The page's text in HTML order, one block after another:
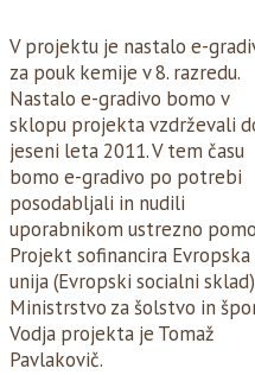
V projektu je nastalo e-
za pouk kemije v 8. razredu.
Nastalo e-gradivo bomo v
sklopu projekta vzdrževali
jeseni leta 2011. V tem času
bomo e-gradivo po potrebi
posodabljali in nudili
uporabnikom ustrezno
Projekt sofinancira Evropska
unija (Evropski socialni
Ministrstvo za šolstvo in
Vodja projekta je Tomaž
Pavlakovič.